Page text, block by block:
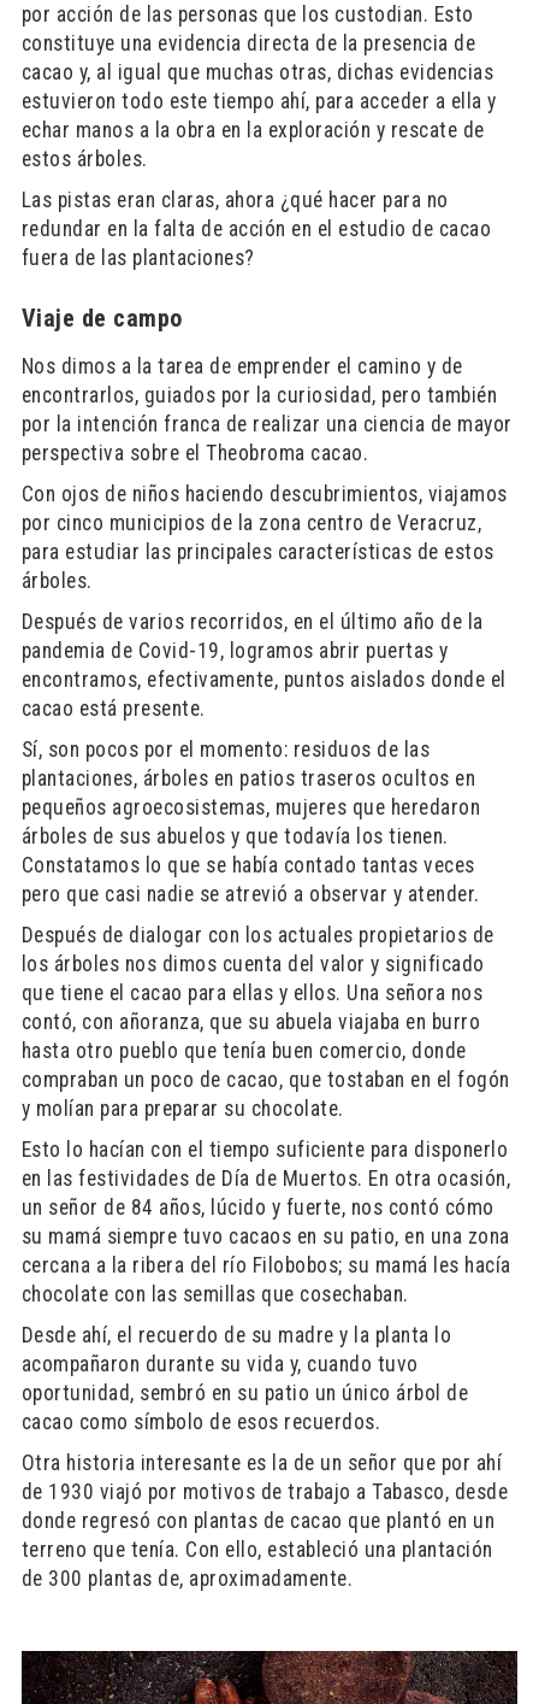
por acción de las personas que los custodian. Esto
constituye una evidencia directa de la presencia de
cacao y, al igual que muchas otras, dichas evidencias
estuvieron todo este tiempo ahí, para acceder a ella y
echar manos a la obra en la exploración y rescate de
estos árboles.
Las pistas eran claras, ahora ¿qué hacer para no
redundar en la falta de acción en el estudio de cacao
fuera de las plantaciones?
Viaje de campo
Nos dimos a la tarea de emprender el camino y de
encontrarlos, guiados por la curiosidad, pero también
por la intención franca de realizar una ciencia de mayor
perspectiva sobre el Theobroma cacao.
Con ojos de niños haciendo descubrimientos, viajamos
por cinco municipios de la zona centro de Veracruz,
para estudiar las principales características de estos
árboles.
Después de varios recorridos, en el último año de la
pandemia de Covid-19, logramos abrir puertas y
encontramos, efectivamente, puntos aislados donde el
cacao está presente.
Sí, son pocos por el momento: residuos de las
plantaciones, árboles en patios traseros ocultos en
pequeños agroecosistemas, mujeres que heredaron
árboles de sus abuelos y que todavía los tienen.
Constatamos lo que se había contado tantas veces
pero que casi nadie se atrevió a observar y atender.
Después de dialogar con los actuales propietarios de
los árboles nos dimos cuenta del valor y significado
que tiene el cacao para ellas y ellos. Una señora nos
contó, con añoranza, que su abuela viajaba en burro
hasta otro pueblo que tenía buen comercio, donde
compraban un poco de cacao, que tostaban en el fogón
y molían para preparar su chocolate.
Esto lo hacían con el tiempo suficiente para disponerlo
en las festividades de Día de Muertos. En otra ocasión,
un señor de 84 años, lúcido y fuerte, nos contó cómo
su mamá siempre tuvo cacaos en su patio, en una zona
cercana a la ribera del río Filobobos; su mamá les hacía
chocolate con las semillas que cosechaban.
Desde ahí, el recuerdo de su madre y la planta lo
acompañaron durante su vida y, cuando tuvo
oportunidad, sembró en su patio un único árbol de
cacao como símbolo de esos recuerdos.
Otra historia interesante es la de un señor que por ahí
de 1930 viajó por motivos de trabajo a Tabasco, desde
donde regresó con plantas de cacao que plantó en un
terreno que tenía. Con ello, estableció una plantación
de 300 plantas de, aproximadamente.